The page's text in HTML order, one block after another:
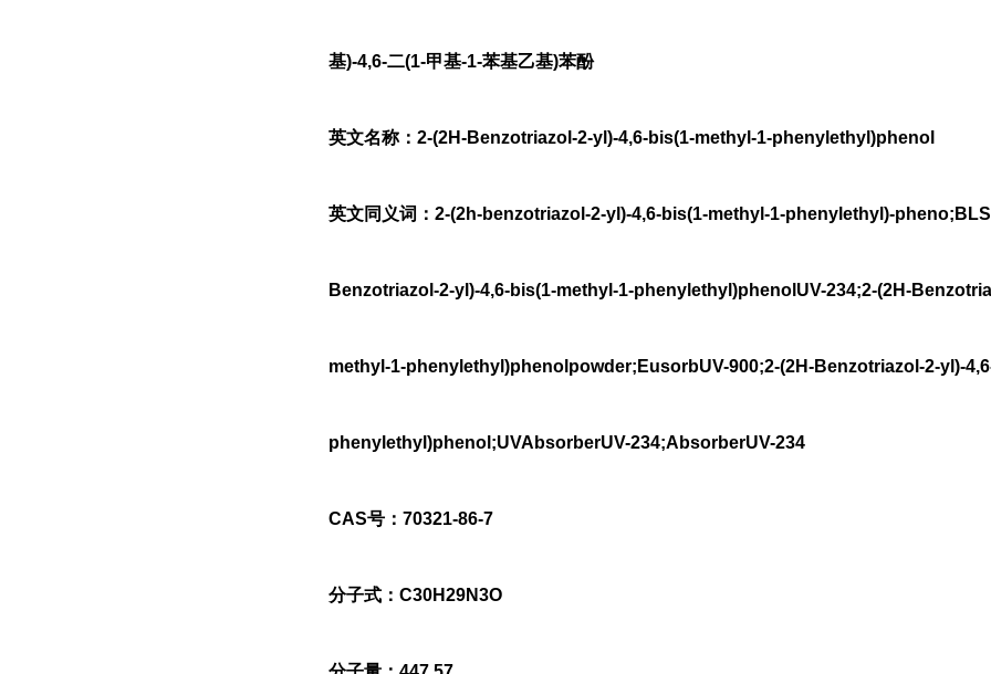
基)-4,6-二(1-甲基-1-苯基乙基)苯酚
英文名称：2-(2H-Benzotriazol-2-yl)-4,6-bis(1-methyl-1-phenylethyl)phenol
英文同义词：2-(2h-benzotriazol-2-yl)-4,6-bis(1-methyl-1-phenylethyl)-
Benzotriazol-2-yl)-4,6-bis(1-methyl-1-phenylethyl)phenolUV-234;2-(2H-
methyl-1-phenylethyl)phenolpowder;EusorbUV-900;2-(2H-Benzotriazol-2-yl)-
phenylethyl)phenol;UVAbsorberUV-234;AbsorberUV-234
CAS号：70321-86-7
分子式：C30H29N3O